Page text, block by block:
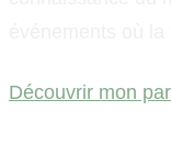
Découvrir mon